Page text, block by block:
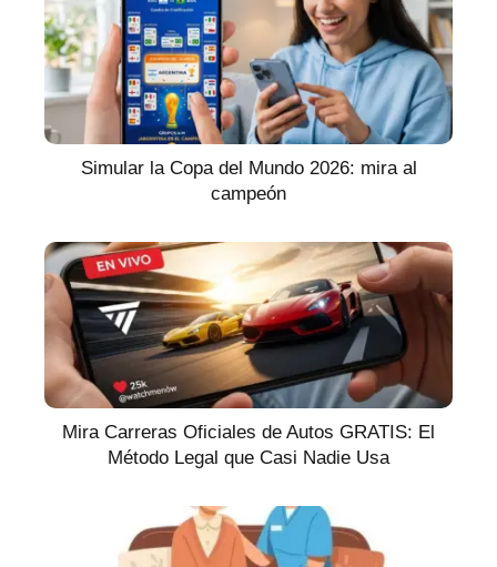
Simular la Copa del Mundo 2026: mira al
campeón
Mira Carreras Oficiales de Autos GRATIS: El
Método Legal que Casi Nadie Usa